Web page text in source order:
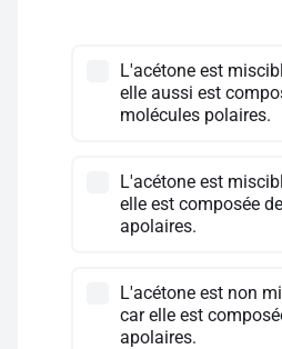
L'acétone est
elle aussi est
molécules polaires.
L'acétone est
elle est composée
apolaires.
L'acétone est non
car elle est
apolaires.